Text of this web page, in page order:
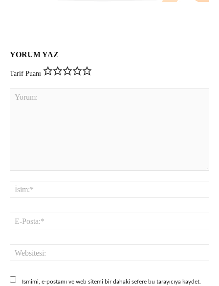
YORUM YAZ
Tarif Puanı
Ismimi, e-postamı ve web sitemi bir dahaki sefere bu tarayıcıya kaydet.